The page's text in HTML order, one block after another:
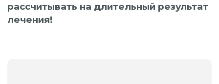
рассчитывать на длительный результат
лечения!